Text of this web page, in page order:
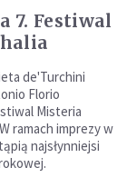
7. Festiwal
de'Turchini
Florio
Misteria
ramach imprezy w
najsłynniejsi